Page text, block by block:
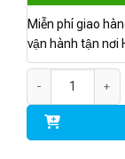
Miễn phí giao
vận hành tận nơi